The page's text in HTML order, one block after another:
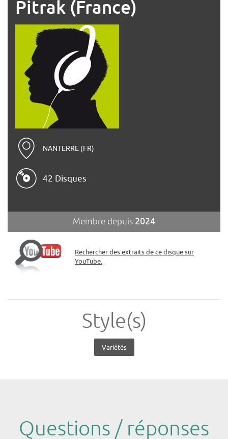
Pitrak (France)
NANTERRE (FR)
42 Disques
Membre depuis 2024
Rechercher des extraits de ce disque sur
YouTube.
Style(s)
Variétés
Questions / réponses